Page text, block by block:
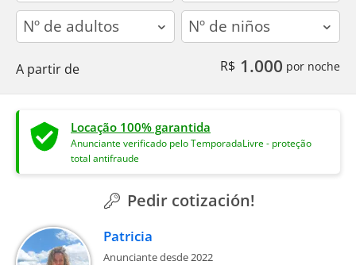
adults children
A partir de R$ 1.000 por noche
Locação 100% garantida
Anunciante verificado pelo TemporadaLivre - proteção
total antifraude
Pedir cotización!
Patricia
Anunciante desde 2022